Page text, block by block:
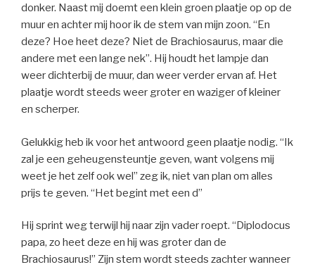
donker. Naast mij doemt een klein groen plaatje op op de
muur en achter mij hoor ik de stem van mijn zoon. “En
deze? Hoe heet deze? Niet de Brachiosaurus, maar die
andere met een lange nek”. Hij houdt het lampje dan
weer dichterbij de muur, dan weer verder ervan af. Het
plaatje wordt steeds weer groter en waziger of kleiner
en scherper.
Gelukkig heb ik voor het antwoord geen plaatje nodig. “Ik
zal je een geheugensteuntje geven, want volgens mij
weet je het zelf ook wel” zeg ik, niet van plan om alles
prijs te geven. “Het begint met een d”
Hij sprint weg terwijl hij naar zijn vader roept. “Diplodocus
papa, zo heet deze en hij was groter dan de
Brachiosaurus!” Zijn stem wordt steeds zachter wanneer